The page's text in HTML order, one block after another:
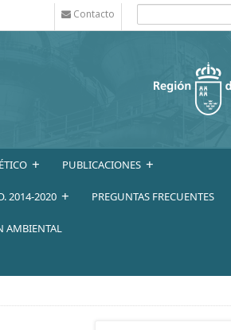
Contacto
+ PUBLICACIONES +
2014-2020 + PREGUNTAS FRECUENTES
AMBIENTAL